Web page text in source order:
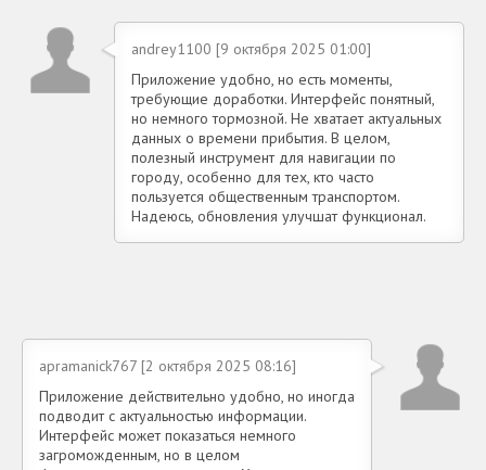
andrey1100 [9 октября 2025 01:00]
Приложение удобно, но есть моменты,
требующие доработки. Интерфейс понятный,
но немного тормозной. Не хватает актуальных
данных о времени прибытия. В целом,
полезный инструмент для навигации по
городу, особенно для тех, кто часто
пользуется общественным транспортом.
Надеюсь, обновления улучшат функционал.
apramanick767 [2 октября 2025 08:16]
Приложение действительно удобно, но иногда
подводит с актуальностью информации.
Интерфейс может показаться немного
загроможденным, но в целом